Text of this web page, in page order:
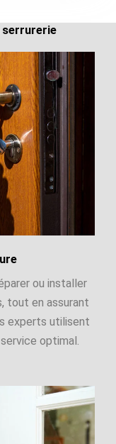
serrurerie
ou installer
tout en assurant
experts utilisent
optimal.